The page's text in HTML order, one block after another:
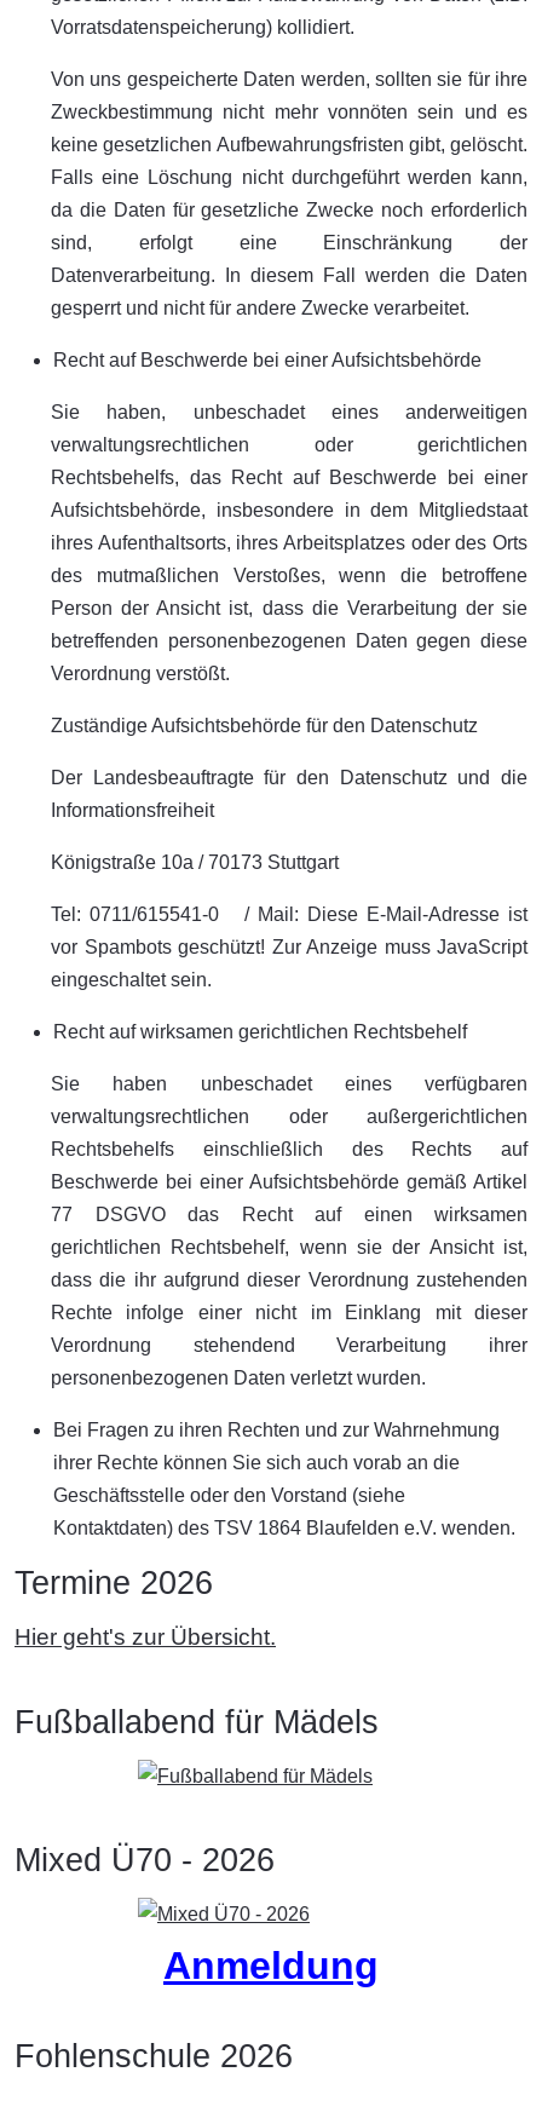
Vorratsdatenspeicherung) kollidiert.
Von uns gespeicherte Daten werden, sollten sie für ihre
Zweckbestimmung nicht mehr vonnöten sein und es
keine gesetzlichen Aufbewahrungsfristen gibt, gelöscht.
Falls eine Löschung nicht durchgeführt werden kann,
da die Daten für gesetzliche Zwecke noch erforderlich
sind, erfolgt eine Einschränkung der
Datenverarbeitung. In diesem Fall werden die Daten
gesperrt und nicht für andere Zwecke verarbeitet.
Recht auf Beschwerde bei einer Aufsichtsbehörde
Sie haben, unbeschadet eines anderweitigen
verwaltungsrechtlichen oder gerichtlichen
Rechtsbehelfs, das Recht auf Beschwerde bei einer
Aufsichtsbehörde, insbesondere in dem Mitgliedstaat
ihres Aufenthaltsorts, ihres Arbeitsplatzes oder des Orts
des mutmaßlichen Verstoßes, wenn die betroffene
Person der Ansicht ist, dass die Verarbeitung der sie
betreffenden personenbezogenen Daten gegen diese
Verordnung verstößt.
Zuständige Aufsichtsbehörde für den Datenschutz
Der Landesbeauftragte für den Datenschutz und die
Informationsfreiheit
Königstraße 10a / 70173 Stuttgart
Tel: 0711/615541-0 / Mail: Diese E-Mail-Adresse ist
vor Spambots geschützt! Zur Anzeige muss JavaScript
eingeschaltet sein.
Recht auf wirksamen gerichtlichen Rechtsbehelf
Sie haben unbeschadet eines verfügbaren
verwaltungsrechtlichen oder außergerichtlichen
Rechtsbehelfs einschließlich des Rechts auf
Beschwerde bei einer Aufsichtsbehörde gemäß Artikel
77 DSGVO das Recht auf einen wirksamen
gerichtlichen Rechtsbehelf, wenn sie der Ansicht ist,
dass die ihr aufgrund dieser Verordnung zustehenden
Rechte infolge einer nicht im Einklang mit dieser
Verordnung stehendend Verarbeitung ihrer
personenbezogenen Daten verletzt wurden.
Bei Fragen zu ihren Rechten und zur Wahrnehmung
ihrer Rechte können Sie sich auch vorab an die
Geschäftsstelle oder den Vorstand (siehe
Kontaktdaten) des TSV 1864 Blaufelden e.V. wenden.
Termine 2026
Hier geht's zur Übersicht.
Fußballabend für Mädels
Mixed Ü70 - 2026
Anmeldung
Fohlenschule 2026